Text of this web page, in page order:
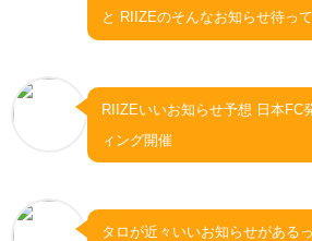
と RIIZEのそんなお知らせ待っ
RIIZEいいお知らせ予想 日本FC
ィング開催
タロが近々いいお知らせがある